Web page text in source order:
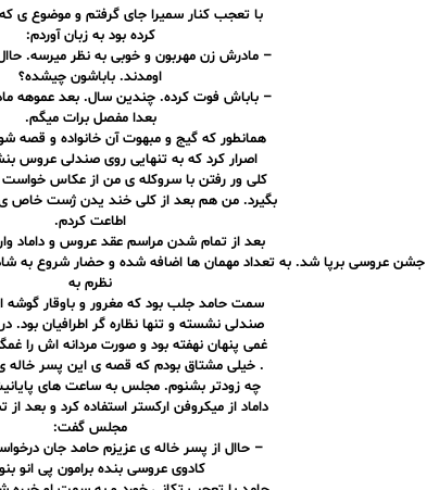
با تعجب کنار سمیرا جای گرفتم و موضوع ی که
کرده بود به زبان آوردم:
– مادرش زن مهربون و خوبی به نظر میرسه.
اومدند. باباشون چیشده؟
– باباش فوت کرده. چندین سال. بعد عموهه
بعدا مفصل برات میگم.
همانطور که گیج و مبهوت آن خانواده و قصه
اصرار کرد که به تنهایی روی صندلی عروس
کلی ور رفتن با سروکله ی من از عکاس
بگیرد. من هم بعد از کلی خند یدن ژست خاص ی
اطاعت کردم.
بعد از تمام شدن مراسم عقد عروس و داماد
جشن عروسی برپا شد. به تعداد مهمان ها اضافه شده و حضار شروع به
نظرم به
سمت حامد جلب بود که مغرور و باوقار گوشه
صندلی نشسته و تنها نظاره گر اطرافیان بود.
غمی پنهان نهفته بود و صورت مردانه اش را
. خیلی مشتاق بودم که قصه ی این پسر خاله
چه زودتر بشنوم. مجلس به ساعت های
داماد از میکروفن ارکستر استفاده کرد و بعد
مجلس گفت:
– حاال از پسر خاله ی عزیزم حامد جان
کادوی عروسی بنده برامون پی انو